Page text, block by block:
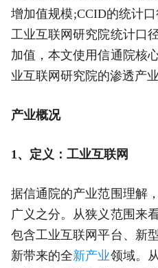
增加值规模;CCID的统计
工业互联网研究院统计口
加值，本文使用信通院核
业互联网研究院的渗透产
产业概况
1、定义：工业互联网
据信通院的产业范围理解
广义之分。从狭义范围来
包含工业互联网平台、新
新带来的全新产业领域。